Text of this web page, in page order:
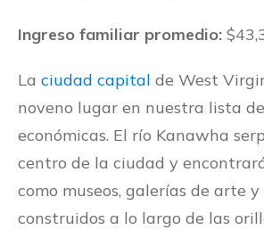
Ingreso familiar promedio:
La ciudad capital de West
noveno lugar en nuestra lista
económicas. El río Kanawha
centro de la ciudad y
como museos, galerías de arte
construidos a lo largo de las